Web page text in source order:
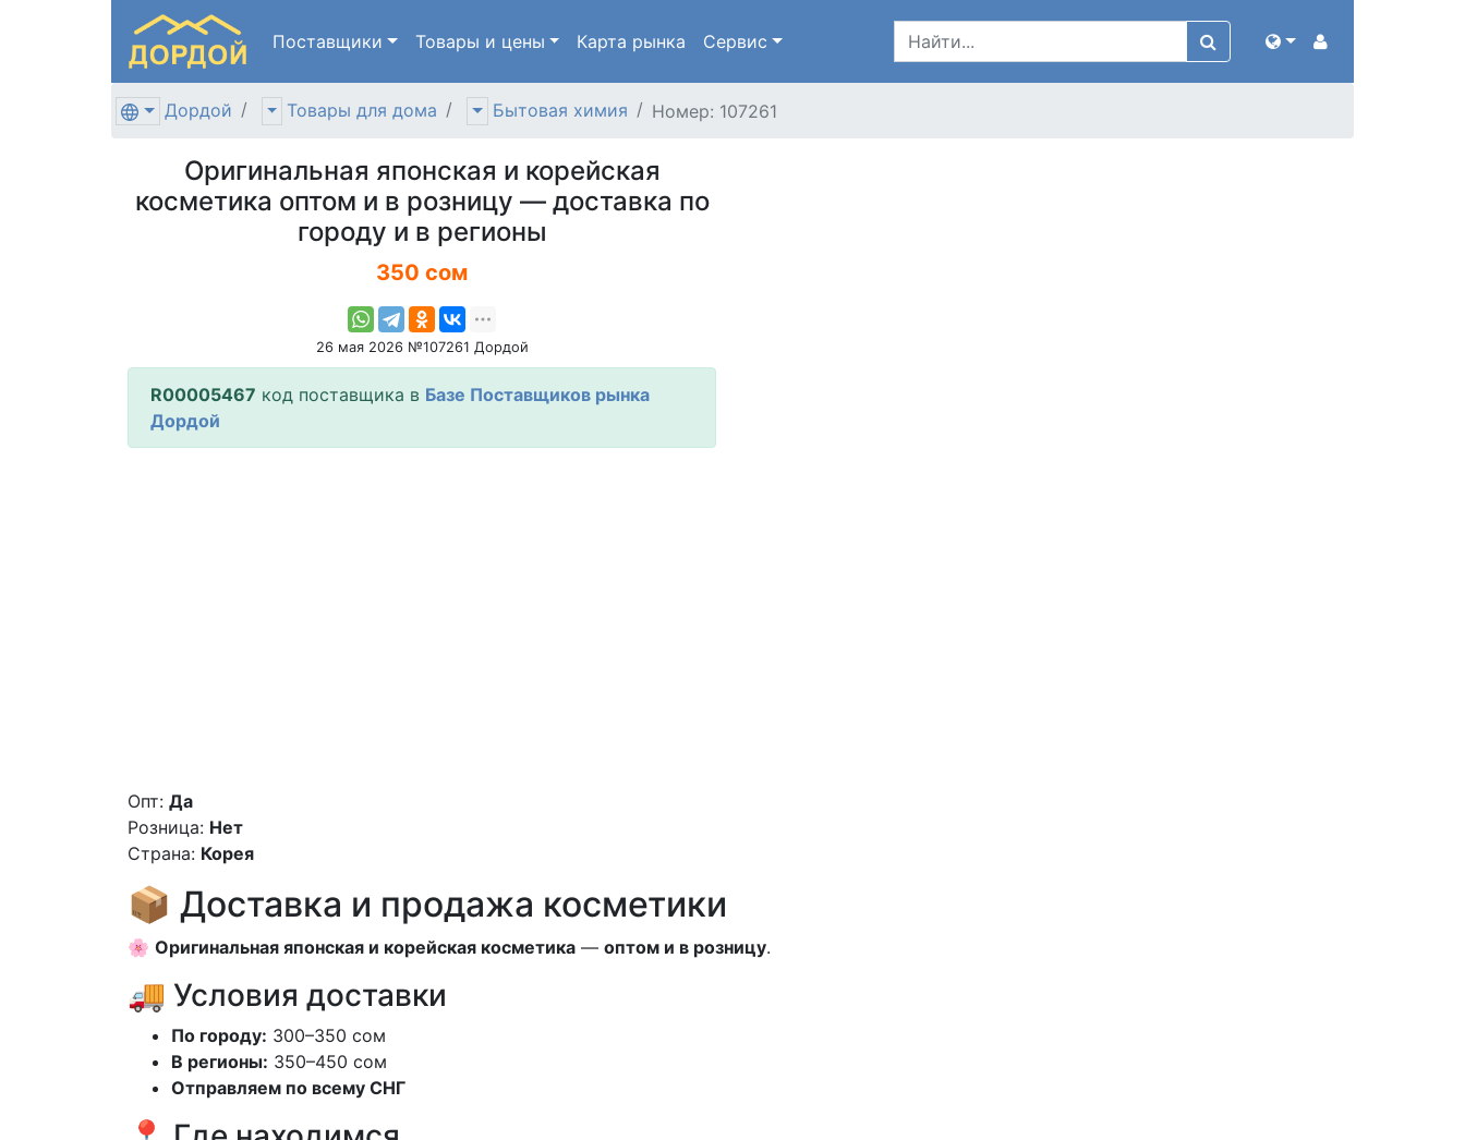
Поставщики Товары и цены Карта рынка Сервис
Дордой Товары для дома Бытовая химия Номер: 107261
Оригинальная японская и корейская
косметика оптом и в розницу — доставка по
городу и в регионы
350 сом
26 мая 2026 №107261 Дордой
R00005467 код поставщика в Базе Поставщиков рынка
Дордой
Опт: Да
Розница: Нет
Страна: Корея
📦 Доставка и продажа косметики
🌸 Оригинальная японская и корейская косметика — оптом и в розницу.
🚚 Условия доставки
По городу: 300–350 сом
В регионы: 350–450 сом
Отправляем по всему СНГ